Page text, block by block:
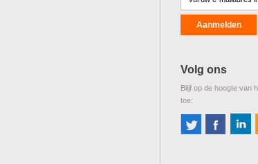
Volg ons
Blijf op de hoogte van
toe: